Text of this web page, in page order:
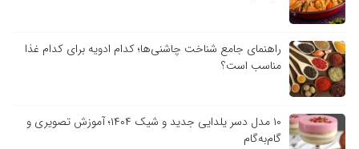
راهنمای جامع شناخت چاشنی‌ها؛ کدام ادویه برای کدام غذا
مناسب است؟
۱۰ مدل دسر یلدایی جدید و شیک ۱۴۰۴؛ آموزش تصویری و
گام‌به‌گام